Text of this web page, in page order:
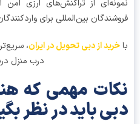
از تراکنش‌های ارزی امن
بین‌المللی برای واردکنندگان
از دبی تحویل در ایران، سریع‌تر و
درب منزل دریافت
مهمی که هنگام
باید در نظر